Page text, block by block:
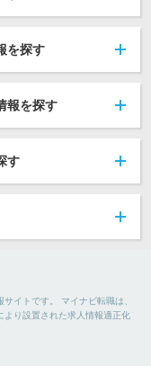
を探す
報を探す
す
イトです。 マイナビ転職は、
より設置された求人情報適正化